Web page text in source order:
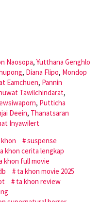
Naosopa, Yutthana Genghlo
, Diana Flipo, Mondop
Eamchuen, Pannin
Tawilchindarat,
, Putticha
Deein, Thanatsaran
Inyawilert
suspense
khon cerita lengkap
khon full movie
ta khon movie 2025
ta khon review